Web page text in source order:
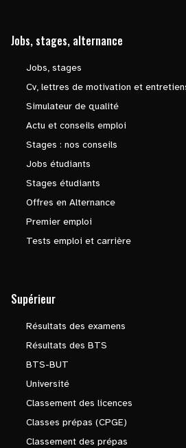
Jobs, stages, alternance
Jobs, stages
Cv, lettres de motivation et
Simulateur de qualité
Actu et conseils emploi
Stages : nos conseils
Jobs étudiants
Stages étudiants
Offres en Alternance
Premier emploi
Tests emploi et carrière
Supérieur
Résultats des examens
Résultats des BTS
BTS-BUT
Université
Classement des licences
Classes prépas (CPGE)
Classement des prépas